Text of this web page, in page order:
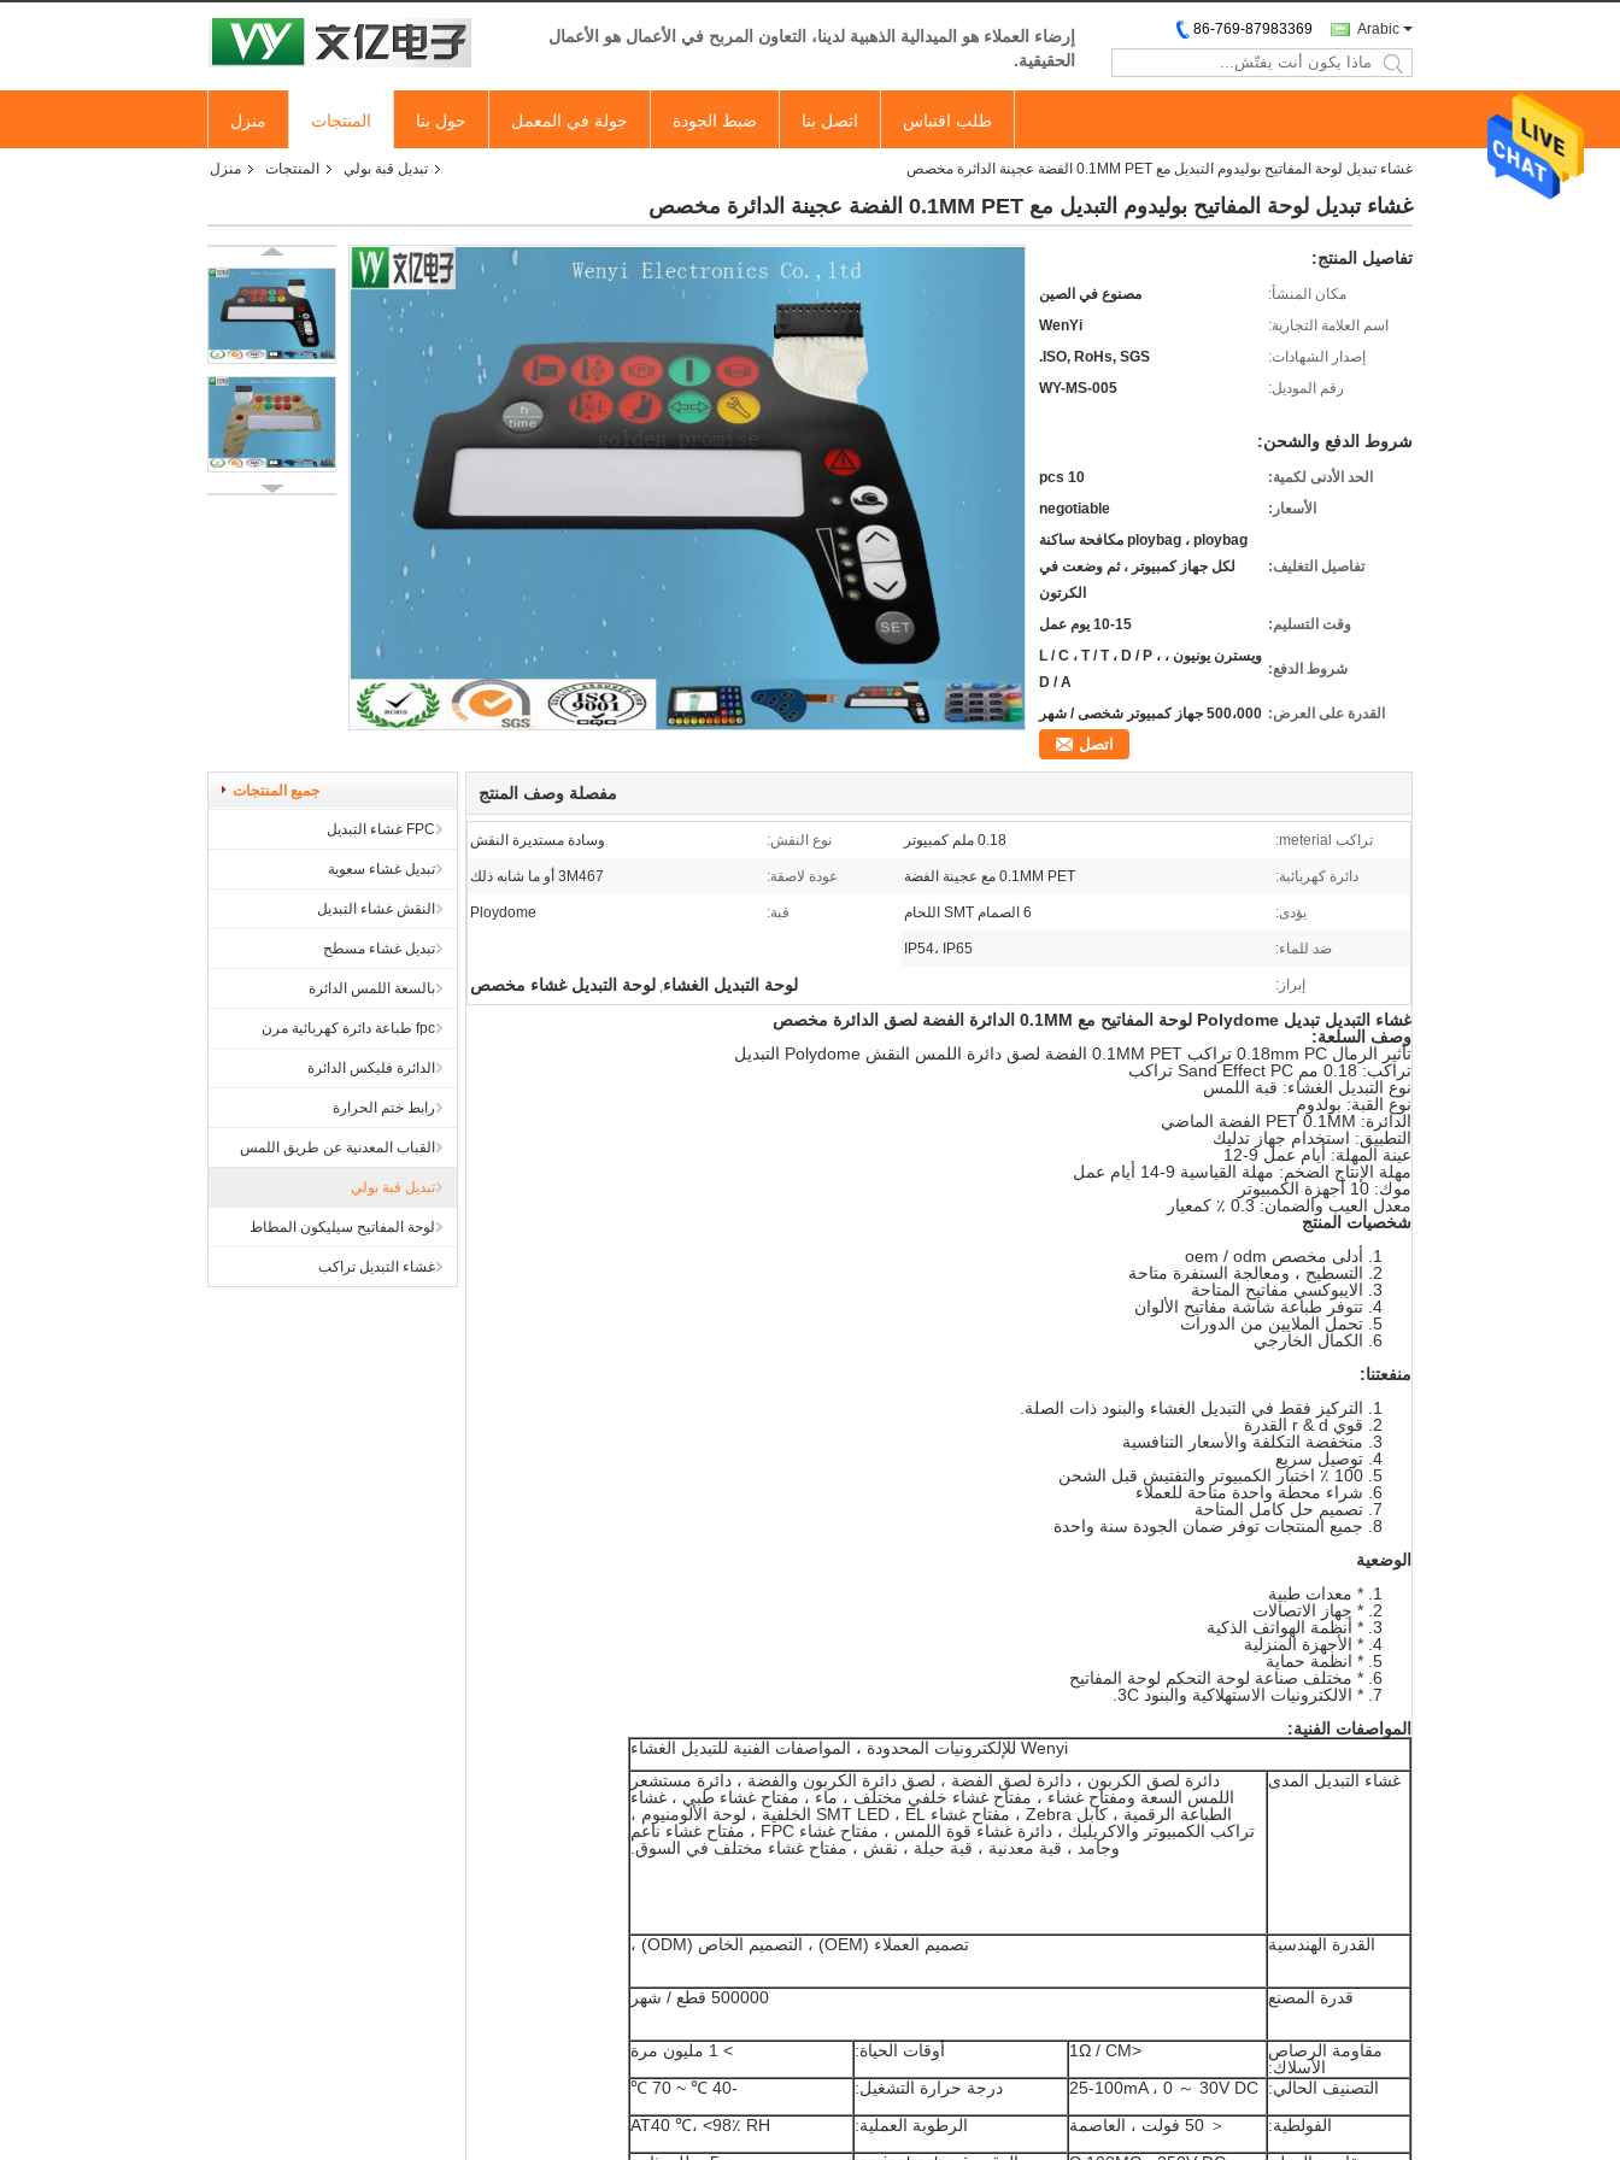
إرضاء العملاء هو الميدالية الذهبية لدينا، التعاون المربح في الأعمال هو الأعمال
الحقيقية.
Arabic
86-769-87983369
search
منزل المنتجات حول بنا جولة في المعمل ضبط الجودة اتصل بنا طلب اقتباس
منزل المنتجات تبديل قبة بولي غشاء تبديل لوحة المفاتيح بوليدوم التبديل مع 0.1MM PET الفضة عجينة الدائرة مخصص
غشاء تبديل لوحة المفاتيح بوليدوم التبديل مع 0.1MM PET الفضة عجينة الدائرة مخصص
تفاصيل المنتج:
مكان المنشأ:
مصنوع في الصين
اسم العلامة التجارية:
WenYi
إصدار الشهادات:
ISO, RoHs, SGS.
رقم الموديل:
WY-MS-005
شروط الدفع والشحن:
الحد الأدنى لكمية:
10 pcs
الأسعار:
negotiable
تفاصيل التغليف:
ploybag ، ploybag مكافحة ساكنة
لكل جهاز كمبيوتر ، ثم وضعت في
الكرتون
وقت التسليم:
10-15 يوم عمل
شروط الدفع:
ويسترن يونيون ، L / C ، T / T ، D / P ،
D / A
القدرة على العرض: 500،000 جهاز كمبيوتر شخصى / شهر
اتصل
جميع المنتجات
FPC غشاء التبديل
تبديل غشاء سعوية
النقش غشاء التبديل
تبديل غشاء مسطح
بالسعة اللمس الدائرة
fpc طباعة دائرة كهربائية مرن
الدائرة فليكس الدائرة
رابط ختم الحرارة
القباب المعدنية عن طريق اللمس
تبديل قبة بولي
لوحة المفاتيح سيليكون المطاط
غشاء التبديل تراكب
مفصلة وصف المنتج
تراكب meterial: 0.18 ملم كمبيوتر نوع النقش: وسادة مستديرة النقش
دائرة كهربائية: 0.1MM PET مع عجينة الفضة عودة لاصقة: 3M467 أو ما شابه ذلك
يؤدى: 6 الصمام SMT اللحام قبة: Ploydome
ضد للماء: IP54، IP65
إبراز: لوحة التبديل الغشاء, لوحة التبديل غشاء مخصص
غشاء التبديل تبديل Polydome لوحة المفاتيح مع 0.1MM الدائرة الفضة لصق الدائرة مخصص
وصف السلعة:
تأثير الرمال 0.18mm PC تراكب 0.1MM PET الفضة لصق دائرة اللمس النقش
Polydome التبديل
تراكب: 0.18 مم Sand Effect PC تراكب
نوع التبديل الغشاء: قبة اللمس
نوع القبة: بولدوم
الدائرة: PET 0.1MM الفضة الماضي
التطبيق: استخدام جهاز تدليك
عينة المهلة: أيام عمل 9-12
مهلة الإنتاج الضخم: مهلة القياسية 9-14 أيام عمل
موك: 10 أجهزة الكمبيوتر
معدل العيب والضمان: 0.3 ٪ كمعيار
شخصيات المنتج
أدلى مخصص oem / odm
التسطيح ، ومعالجة السنفرة متاحة
الايبوكسي مفاتيح المتاحة
تتوفر طباعة شاشة مفاتيح الألوان
تحمل الملايين من الدورات
الكمال الخارجي
منفعتنا:
التركيز فقط في التبديل الغشاء والبنود ذات الصلة.
قوي r & d القدرة
منخفضة التكلفة والأسعار التنافسية
توصيل سريع
100 ٪ اختبار الكمبيوتر والتفتيش قبل الشحن
شراء محطة واحدة متاحة للعملاء
تصميم حل كامل المتاحة
جميع المنتجات توفر ضمان الجودة سنة واحدة
الوضعية
* معدات طبية
* جهاز الاتصالات
* أنظمة الهواتف الذكية
* الأجهزة المنزلية
* انظمة حماية
* مختلف صناعة لوحة التحكم لوحة المفاتيح
* الالكترونيات الاستهلاكية والبنود 3C.
المواصفات الفنية:
Wenyi للإلكترونيات المحدودة ، المواصفات الفنية للتبديل الغشاء
غشاء التبديل المدى
دائرة لصق الكربون ، دائرة لصق الفضة ، لصق دائرة الكربون والفضة ، دائرة مستشعر
اللمس السعة ومفتاح غشاء ، مفتاح غشاء خلفي مختلف ، ماء ، مفتاح غشاء طبي ، غشاء
الطباعة الرقمية ، كابل Zebra ، مفتاح غشاء SMT LED ، EL الخلفية ، لوحة الألومنيوم ،
تراكب الكمبيوتر والاكريليك ، دائرة غشاء قوة اللمس ، مفتاح غشاء FPC ، مفتاح غشاء ناعم
وجامد ، قبة معدنية ، قبة حيلة ، نقش ، مفتاح غشاء مختلف في السوق.
القدرة الهندسية تصميم العملاء (OEM) ، التصميم الخاص (ODM) ،
قدرة المصنع 500000 قطع / شهر
مقاومة الرصاص
الأسلاك:
<1Ω / CM أوقات الحياة:
> 1 مليون مرة
التصنيف الحالي: 25-100mA ، 0 ～ 30V DC درجة حرارة التشغيل:
-40 ℃ ~ 70 ℃
الفولطية:
＜ 50 فولت ، العاصمة الرطوبة العملية:
AT40 ℃، <98٪ RH